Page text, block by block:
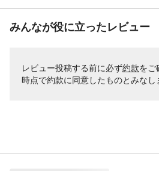
みんなが役に立ったレビュー
レビュー投稿する前に必ず約款をご
時点で約款に同意したものとみなし